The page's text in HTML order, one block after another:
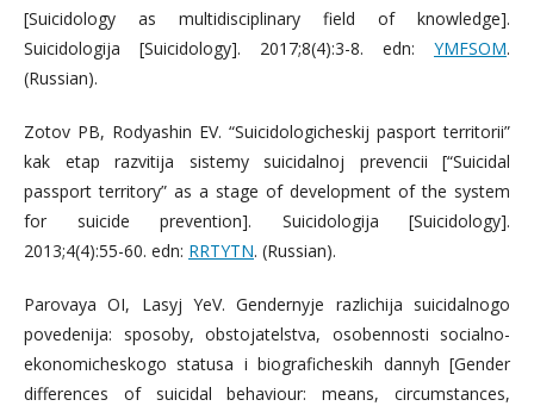
[Suicidology as multidisciplinary field of knowledge].
Suicidologija [Suicidology]. 2017;8(4):3-8. edn: YMFSOM.
(Russian).
Zotov PB, Rodyashin EV. “Suicidologicheskij pasport territorii”
kak etap razvitija sistemy suicidalnoj prevencii [“Suicidal
passport territory” as a stage of development of the system
for suicide prevention]. Suicidologija [Suicidology].
2013;4(4):55-60. edn: RRTYTN. (Russian).
Parovaya OI, Lasyj YeV. Gendernyje razlichija suicidalnogo
povedenija: sposoby, obstojatelstva, osobennosti socialno-
ekonomicheskogo statusa i biograficheskih dannyh [Gender
differences of suicidal behaviour: means, circumstances,